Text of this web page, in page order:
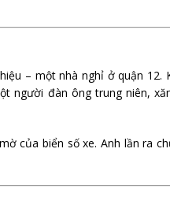
– một nhà nghỉ ở quận 12.
người đàn ông trung niên,
của biển số xe. Anh lần ra